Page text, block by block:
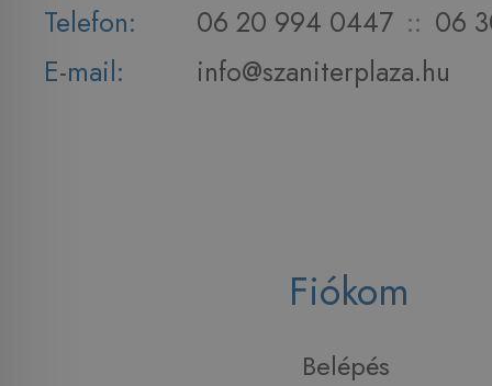
Telefon:
06 20 994 0447 :: 06
E-mail:
info@szaniterplaza.hu
Fiókom
Belépés